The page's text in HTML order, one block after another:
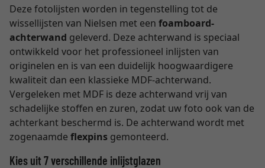
Deze fotolijsten worden in tegenstelling tot de
wissellijsten van Nielsen met een foamboard-
achterwand geleverd. Deze achterwand is speciaal
ontwikkeld voor het professioneel inlijsten van
originelen en is van een duidelijk hoogwaardigere
kwaliteit dan een klassieke MDF-achterwand.
Vergeleken met MDF is deze achterwand vrij van
schadelijke stoffen en zuren, zodat uw foto ook van de
achterkant beschermd is. De achterwand wordt met
zogenaamde flexpins gemonteerd.
Kies uit 7 verschillende inlijstglazen